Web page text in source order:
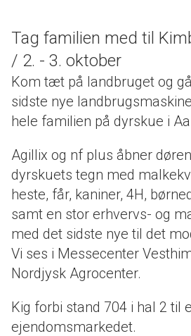
Tag familien med til
/ 2. - 3. oktober
Kom tæt på landbruget og
sidste nye
hele familien på dyrskue i
Agillix og nf plus åbner
dyrskuets tegn med
heste, får, kaniner, 4H,
samt en stor erhvervs- og
med det sidste nye til det
Vi ses i Messecenter
Nordjysk Agrocenter.
Kig forbi stand 704 i hal 2 til
ejendomsmarkedet.